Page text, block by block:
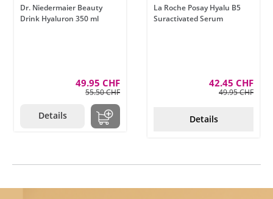
Dr. Niedermaier Beauty
Drink Hyaluron 350 ml
49.95 CHF
55.50 CHF
Details
La Roche Posay Hyalu B5
Suractivated Serum
42.45 CHF
49.95 CHF
Details